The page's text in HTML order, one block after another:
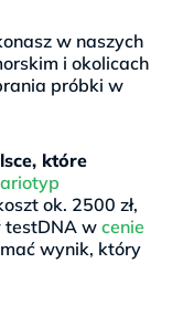
w naszych
i okolicach
próbki w
które
ok. 2500 zł,
testDNA w cenie
wynik, który